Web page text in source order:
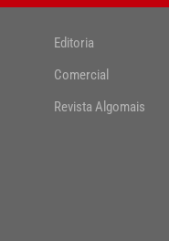
Editoria
Comercial
Revista Algomais